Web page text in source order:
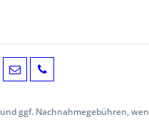
und ggf. Nachnahmegebühren,